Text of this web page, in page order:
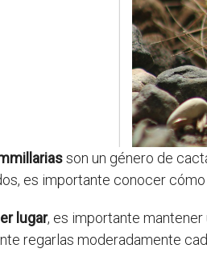
son un género de
es importante conocer
lugar, es importante
regarlas moderadamente